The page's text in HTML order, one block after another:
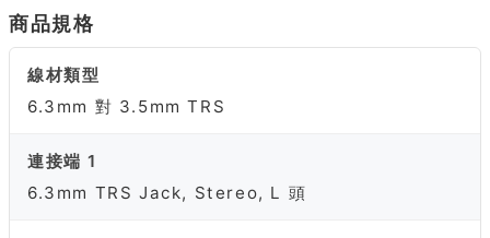
商品規格
線材類型
6.3mm 對 3.5mm TRS
連接端 1
6.3mm TRS Jack, Stereo, L 頭